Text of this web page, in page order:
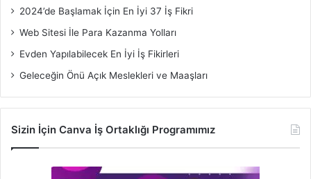
2024’de Başlamak İçin En İyi 37 İş Fikri
Web Sitesi İle Para Kazanma Yolları
Evden Yapılabilecek En İyi İş Fikirleri
Geleceğin Önü Açık Meslekleri ve Maaşları
Sizin İçin Canva İş Ortaklığı Programımız